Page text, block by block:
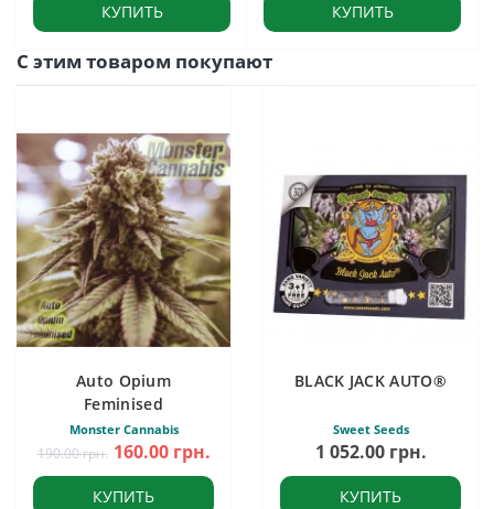
КУПИТЬ КУПИТЬ
С этим товаром покупают
Auto Opium
Feminised
Monster Cannabis
190.00 грн. 160.00 грн.
КУПИТЬ
BLACK JACK AUTO®
Sweet Seeds
1 052.00 грн.
КУПИТЬ